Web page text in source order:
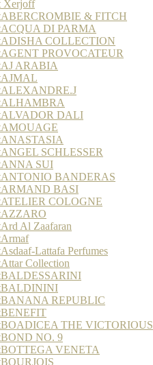
Xerjoff
ABERCROMBIE & FITCH
ACQUA DI PARMA
ADISHA COLLECTION
AGENT PROVOCATEUR
AJ ARABIA
AJMAL
ALEXANDRE.J
ALHAMBRA
ALVADOR DALI
AMOUAGE
ANASTASIA
ANGEL SCHLESSER
ANNA SUI
ANTONIO BANDERAS
ARMAND BASI
ATELIER COLOGNE
AZZARO
Ard Al Zaafaran
Armaf
Asdaaf-Lattafa Perfumes
Attar Collection
BALDESSARINI
BALDININI
BANANA REPUBLIC
BENEFIT
BOADICEA THE VICTORIOUS
BOND NO. 9
BOTTEGA VENETA
BOURJOIS